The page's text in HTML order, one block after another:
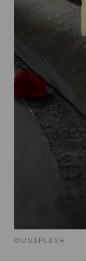
©UNSPLASH